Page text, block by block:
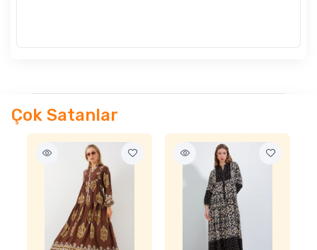
Çok Satanlar